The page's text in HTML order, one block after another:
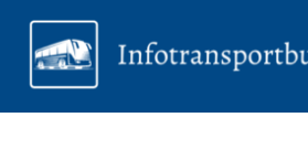
Aller
contenu